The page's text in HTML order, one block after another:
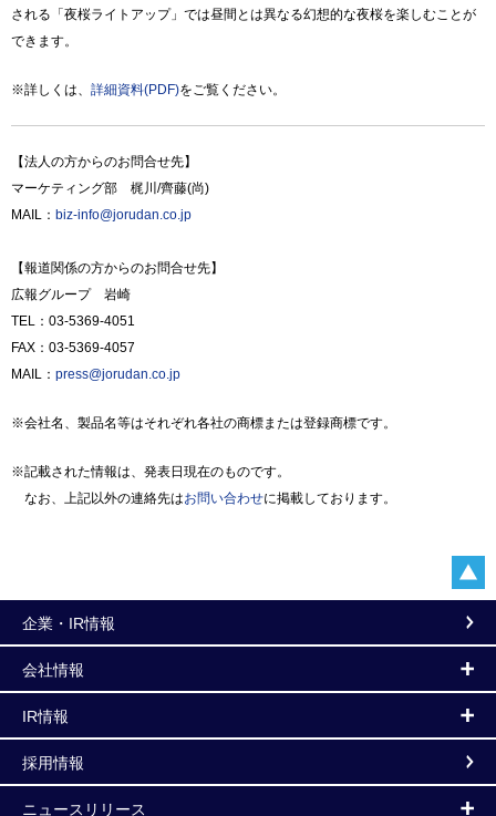
される「夜桜ライトアップ」では昼間とは異なる幻想的な夜桜を楽しむことが
できます。
※詳しくは、 詳細資料(PDF)をご覧ください。
【法人の方からのお問合せ先】
マーケティング部 梶川/齊藤(尚)
MAIL： biz-info@jorudan.co.jp
【報道関係の方からのお問合せ先】
広報グループ 岩崎
TEL：03-5369-4051
FAX：03-5369-4057
MAIL： press@jorudan.co.jp
※会社名、製品名等はそれぞれ各社の商標または登録商標です。
※記載された情報は、発表日現在のものです。
なお、上記以外の連絡先はお問い合わせに掲載しております。
企業・IR情報
会社情報
IR情報
採用情報
ニュースリリース